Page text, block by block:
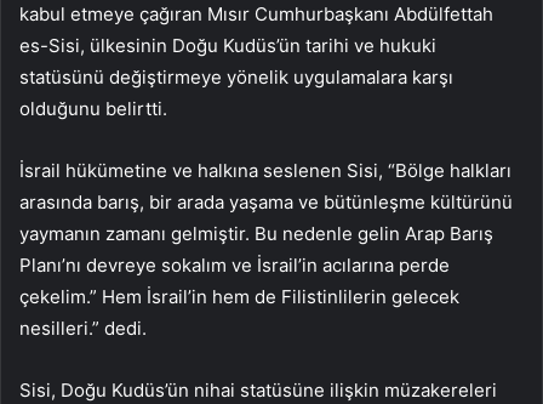
kabul etmeye çağıran Mısır Cumhurbaşkanı Abdülfettah
es-Sisi, ülkesinin Doğu Kudüs’ün tarihi ve hukuki
statüsünü değiştirmeye yönelik uygulamalara karşı
olduğunu belirtti.
İsrail hükümetine ve halkına seslenen Sisi, “Bölge halkları
arasında barış, bir arada yaşama ve bütünleşme kültürünü
yaymanın zamanı gelmiştir. Bu nedenle gelin Arap Barış
Planı’nı devreye sokalım ve İsrail’in acılarına perde
çekelim.” Hem İsrail’in hem de Filistinlilerin gelecek
nesilleri.” dedi.
Sisi, Doğu Kudüs’ün nihai statüsüne ilişkin müzakereleri